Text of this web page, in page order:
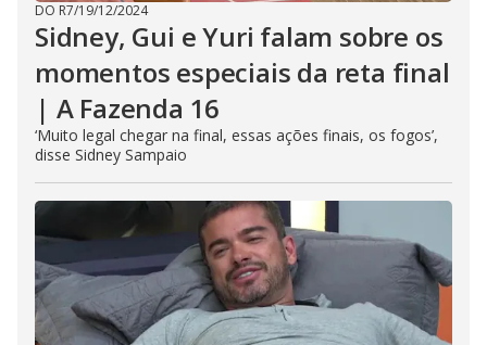
DO R7/19/12/2024
Sidney, Gui e Yuri falam sobre os
momentos especiais da reta final
| A Fazenda 16
‘Muito legal chegar na final, essas ações finais, os fogos’,
disse Sidney Sampaio